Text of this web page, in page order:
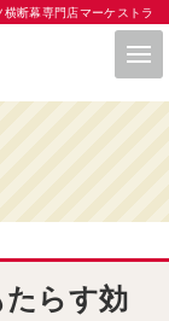
断幕専門店マーケストラ
らす効